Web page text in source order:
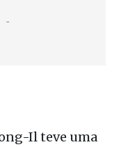
Il teve uma